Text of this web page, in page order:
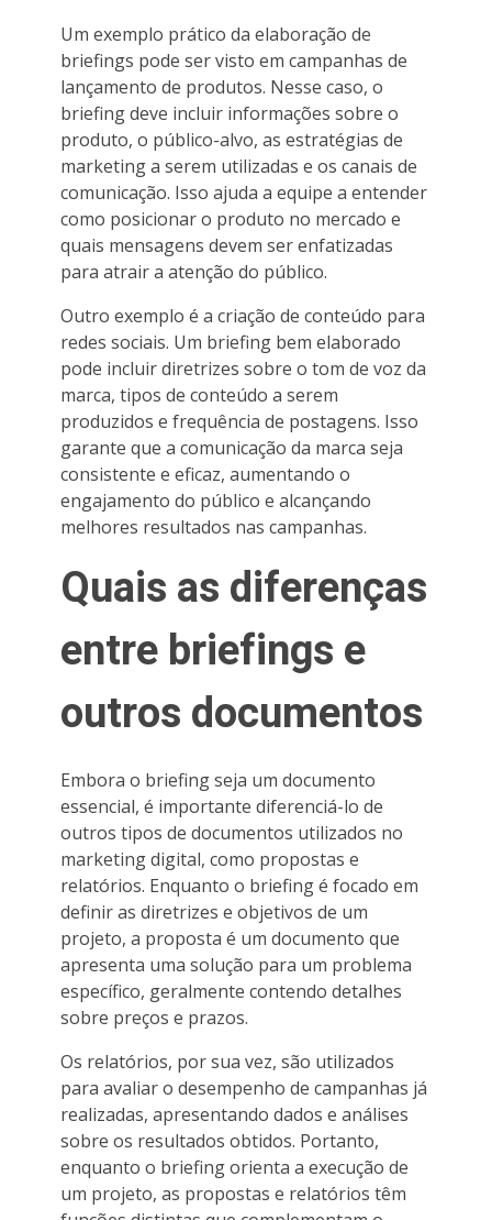
Um exemplo prático da elaboração de
briefings pode ser visto em campanhas de
lançamento de produtos. Nesse caso, o
briefing deve incluir informações sobre o
produto, o público-alvo, as estratégias de
marketing a serem utilizadas e os canais de
comunicação. Isso ajuda a equipe a entender
como posicionar o produto no mercado e
quais mensagens devem ser enfatizadas
para atrair a atenção do público.
Outro exemplo é a criação de conteúdo para
redes sociais. Um briefing bem elaborado
pode incluir diretrizes sobre o tom de voz da
marca, tipos de conteúdo a serem
produzidos e frequência de postagens. Isso
garante que a comunicação da marca seja
consistente e eficaz, aumentando o
engajamento do público e alcançando
melhores resultados nas campanhas.
Quais as diferenças
entre briefings e
outros documentos
Embora o briefing seja um documento
essencial, é importante diferenciá-lo de
outros tipos de documentos utilizados no
marketing digital, como propostas e
relatórios. Enquanto o briefing é focado em
definir as diretrizes e objetivos de um
projeto, a proposta é um documento que
apresenta uma solução para um problema
específico, geralmente contendo detalhes
sobre preços e prazos.
Os relatórios, por sua vez, são utilizados
para avaliar o desempenho de campanhas já
realizadas, apresentando dados e análises
sobre os resultados obtidos. Portanto,
enquanto o briefing orienta a execução de
um projeto, as propostas e relatórios têm